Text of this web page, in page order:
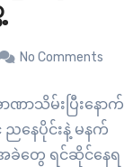
No Comments
ဏာသိမ်းပြီးနောက်
နေပိုင်းနဲ့ မနက်
အခဲတွေ ရင်ဆိုင်နေရ